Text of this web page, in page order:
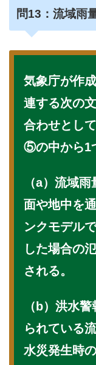
問13：流域雨
気象庁が作
連する次の
合わせとし
⑤の中から1
（a）流域
面や地中を
ンクモデル
した場合の
される。
（b）洪水
られている
水災発生時